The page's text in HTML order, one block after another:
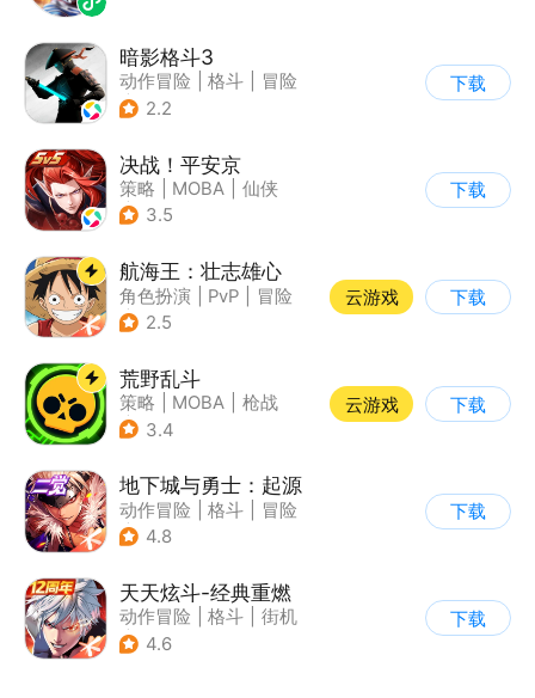
暗影格斗3
动作冒险 格斗
冒险
| 暗夜格斗
2.2
下载
决战！平安京
策略 MOBA
仙侠
| 阴阳师
3.5
下载
航海王：壮志雄心
角色扮演 PvP
冒险
| 航海
2.5
云游戏 下载
荒野乱斗
策略 MOBA
枪战
| 3v3
3.4
云游戏 下载
地下城与勇士：起源
动作冒险 格斗
冒险
| 地下城与勇士
4.8
下载
天天炫斗-经典重燃
动作冒险 格斗
街机
| 动漫
4.6
下载